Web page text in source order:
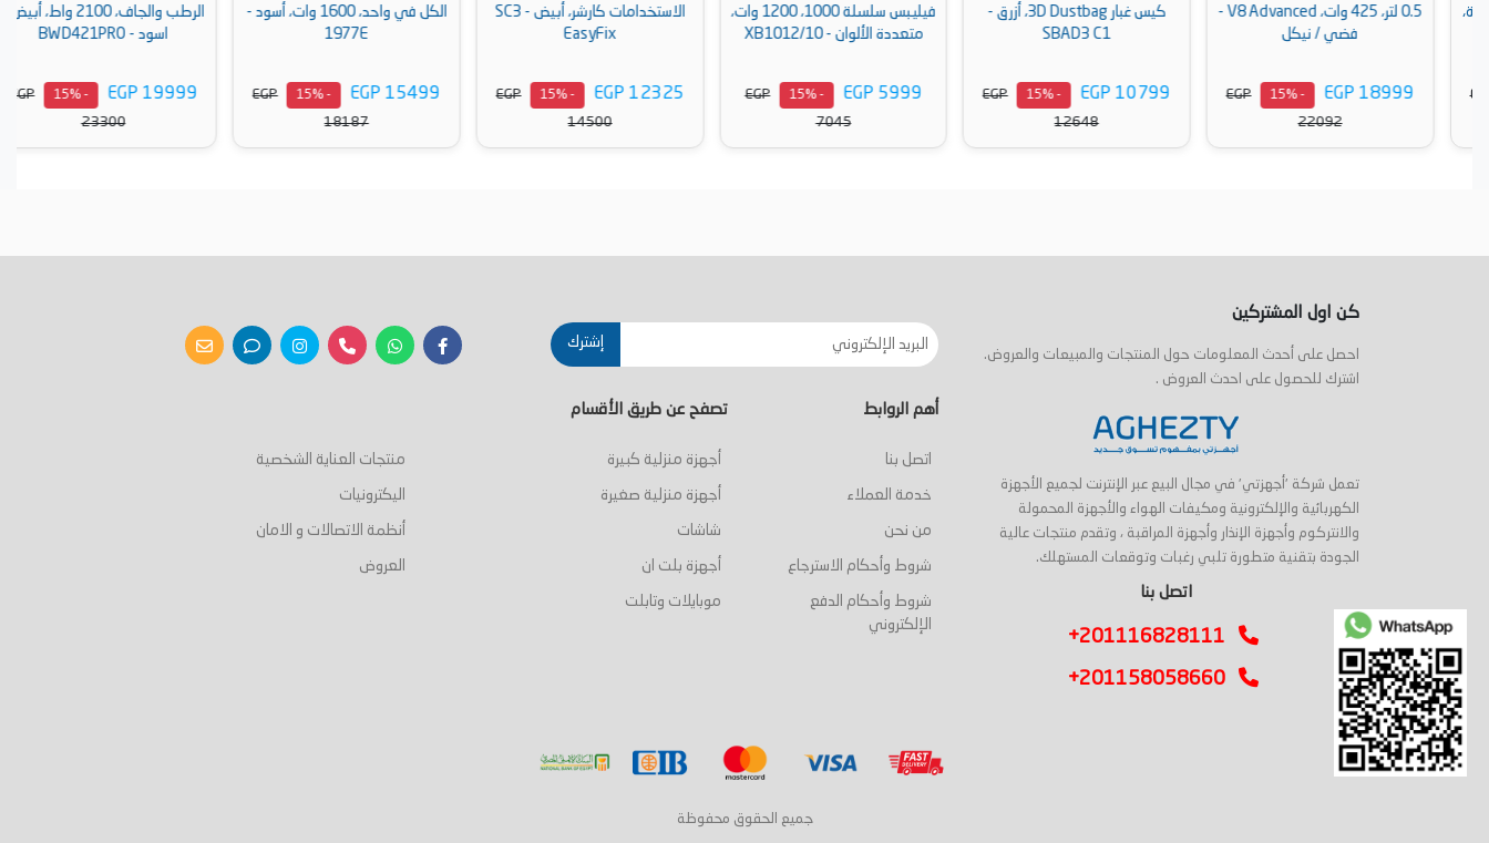
0.5 لتر، 425 وات، V8 Advanced -
فضي / نيكل
EGP 18999
- 15%
EGP
22092
كيس غبار 3D Dustbag، أزرق -
SBAD3 C1
EGP 10799
- 15%
EGP
12648
فيليبس سلسلة 1000، 1200 وات،
متعددة الألوان - XB1012/10
EGP 5999
- 15%
EGP
7045
الاستخدامات‎ كارشر، أبيض - SC3
EasyFix
EGP 12325
- 15%
EGP
14500
الكل في واحد، 1600 وات، أسود -
EGP 15499
- 15%
EGP
18187
الرطب والجاف، 2100 واط، أبيض /
اسود - BWD421PRO
EGP 19999
- 15%
EGP
23300
كن اول المشتركين
احصل على أحدث المعلومات حول المنتجات والمبيعات والعروض.
اشترك للحصول على احدث العروض .
إشترك
تعمل شركة 'أجهزتي' في مجال البيع عبر الإنترنت لجميع الأجهزة
الكهربائية والإلكترونية ومكيفات الهواء والأجهزة المحمولة
والانتركوم وأجهزة الإنذار وأجهزة المراقبة ، وتقدم منتجات عالية
الجودة بتقنية متطورة تلبي رغبات وتوقعات المستهلك.
اتصل بنا
+201116828111
+201158058660
أهم الروابط
اتصل بنا
خدمة العملاء
من نحن
شروط وأحكام الاسترجاع
شروط وأحكام الدفع
الإلكتروني
تصفح عن طريق الأقسام
أجهزة منزلية كبيرة
أجهزة منزلية صغيرة
شاشات
أجهزة بلت ان
موبايلات وتابلت
منتجات العناية الشخصية
اليكترونيات
أنظمة الاتصالات و الامان
العروض
جميع الحقوق محفوظة